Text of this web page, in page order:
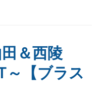
＆西陵
～【ブラス